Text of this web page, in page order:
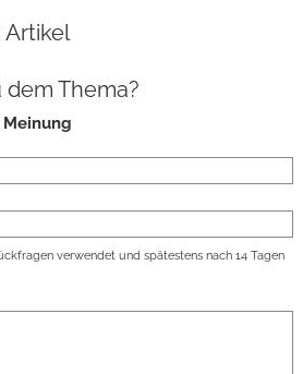
Artikel
dem Thema?
verwendet und spätestens nach 14 Tagen